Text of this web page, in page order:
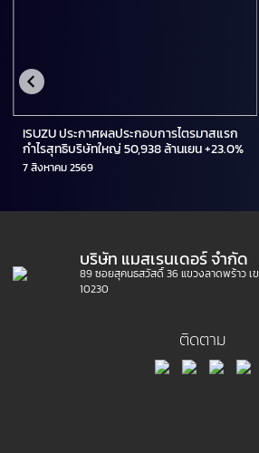
ISUZU ประกาศผลประกอบการไตรมาสแรก
กำไรสุทธิบริษัทใหญ่ 50,938 ล้านเยน +23.0%
7 สิงหาคม 2569
บริษัท แมสเรนเดอร์ จำกัด
89 ซอยสุคนธสวัสดิ์ 36 แขวงลาดพร้าว เ
10230
ติดตาม